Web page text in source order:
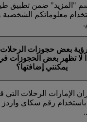
"المزيد" ضمن تطبيق
معلوماتكم الشخصية
رؤية بعض حجوزات
لا تظهر بعض الحجوزات
يمكنني إضافتها؟
الإمارات الرحلات التي
باستخدام رقم سكاي واردز